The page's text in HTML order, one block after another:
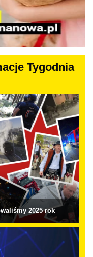
Tygodnia
2025 rok